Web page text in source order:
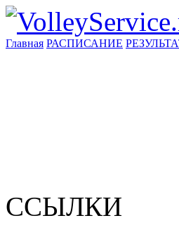
Главная РАСПИСАНИЕ
ССЫЛКИ